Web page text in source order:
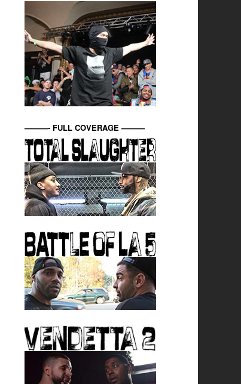
———- FULL COVERAGE ———